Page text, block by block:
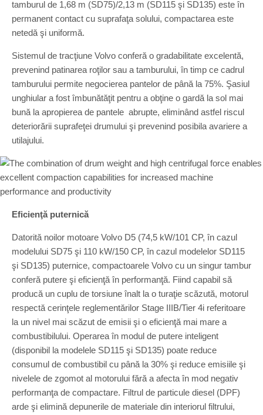
tamburul de 1,68 m (SD75)/2,13 m (SD115 şi SD135) este în
permanent contact cu suprafaţa solului, compactarea este
netedă şi uniformă.
Sistemul de tracţiune Volvo conferă o gradabilitate excelentă,
prevenind patinarea roţilor sau a tamburului, în timp ce cadrul
tamburului permite negocierea pantelor de până la 75%. Şasiul
unghiular a fost îmbunătăţit pentru a obţine o gardă la sol mai
bună la apropierea de pantele abrupte, eliminând astfel riscul
deteriorării suprafeţei drumului şi prevenind posibila avariere a
utilajului.
Eficienţă puternică
Datorită noilor motoare Volvo D5 (74,5 kW/101 CP, în cazul
modelului SD75 şi 110 kW/150 CP, în cazul modelelor SD115
şi SD135) puternice, compactoarele Volvo cu un singur tambur
conferă putere şi eficienţă în performanţă. Fiind capabil să
producă un cuplu de torsiune înalt la o turaţie scăzută, motorul
respectă cerinţele reglementărilor Stage IIIB/Tier 4i referitoare
la un nivel mai scăzut de emisii şi o eficienţă mai mare a
combustibilului. Operarea în modul de putere inteligent
(disponibil la modelele SD115 şi SD135) poate reduce
consumul de combustibil cu până la 30% şi reduce emisiile şi
nivelele de zgomot al motorului fără a afecta în mod negativ
performanţa de compactare. Filtrul de particule diesel (DPF)
arde şi elimină depunerile de materiale din interiorul filtrului,